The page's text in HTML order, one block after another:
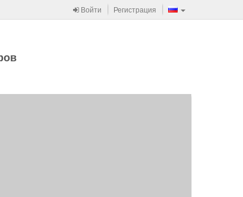
Войти Регистрация